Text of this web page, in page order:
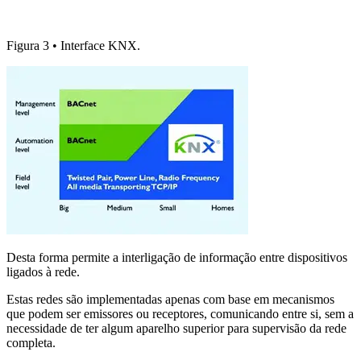
Figura 3 • Interface KNX.
Desta forma permite a interligação de informação entre dispositivos
ligados à rede.
Estas redes são implementadas apenas com base em mecanismos
que podem ser emissores ou receptores, comunicando entre si, sem a
necessidade de ter algum aparelho superior para supervisão da rede
completa.